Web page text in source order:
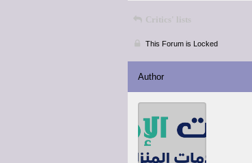
Critics' lists
This Forum is Locked
Author